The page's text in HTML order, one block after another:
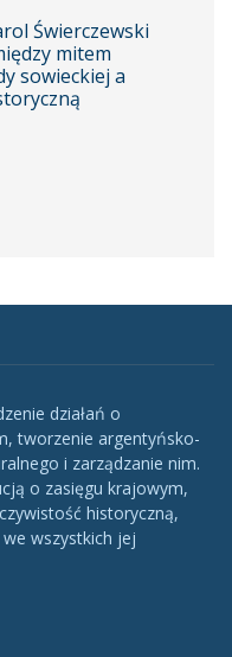
Świerczewski
mitem
sowieckiej a
działań o
tworzenie argentyńsko-
i zarządzanie nim.
o zasięgu krajowym,
historyczną,
wszystkich jej